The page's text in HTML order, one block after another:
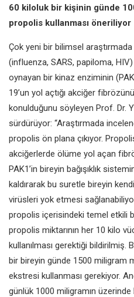
60 kiloluk bir kişinin günde
propolis kullanması öneriliyor
Çok yeni bir bilimsel
(influenza, SARS, papiloma,
oynayan bir kinaz enziminin
19’un yol açtığı akciğer
konulduğunu söyleyen Prof. Dr.
sürdürüyor: “Araştırmada
propolis ön plana çıkıyor.
akciğerlerde ölüme yol açan
PAK1’in bireyin bağışıklık
kaldırarak bu suretle bireyin
virüsleri yok etmesi
propolis içerisindeki temel etkili
propolis miktarının her 10 kilo
kullanılması gerektiği bildirilmiş.
bir bireyin günde 1500 miligram
ekstresi kullanması gerekiyor.
günlük 1000 miligramın üzerinde